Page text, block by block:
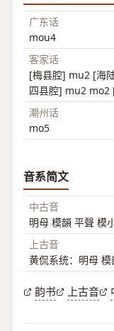
广东话
mou4
客家话
[梅县腔] mu2 [海
四县腔] mu2
潮州话
mo5
音系简文
中古音
明母 模韻 平聲 模
上古音
黄侃系统：明母 模
韵书 上古音